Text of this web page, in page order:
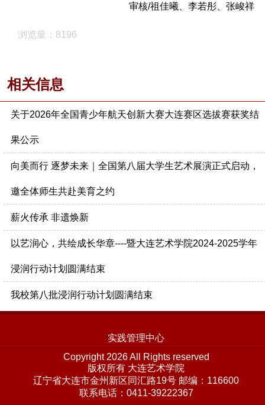
审核/祖佳曦、李若彤、张峻祥
浏览量：8196
相关信息
关于2026年全国青少年航天创新大赛大连赛区选拔赛获奖结
果公示
向美而行 逐梦未来｜全国第八届大学生艺术展演正式启动，
邀全体师生共赴美育之约
薪火传承 非遗焕新
以艺润心，共绘成长华章----暨大连艺术学院2024-2025学年
浸润行动计划圆满结束
我校第八批浸润行动计划圆满结束
实践管理中心
Copyright 2026 All Rights reserved
版权所有 大连艺术学院
辽宁省大连市金州新区同汇路19号 邮编：116600
联系电话：0411-39222367